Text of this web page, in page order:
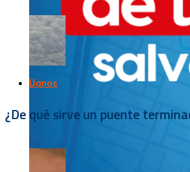
Llanos
¿De qué sirve un puente